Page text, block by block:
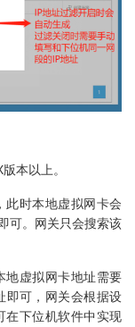
本以上。
此时本地虚拟网卡会
可。网关只会搜索该
地虚拟网卡地址需要
即可，网关会根据设
在下位机软件中实现